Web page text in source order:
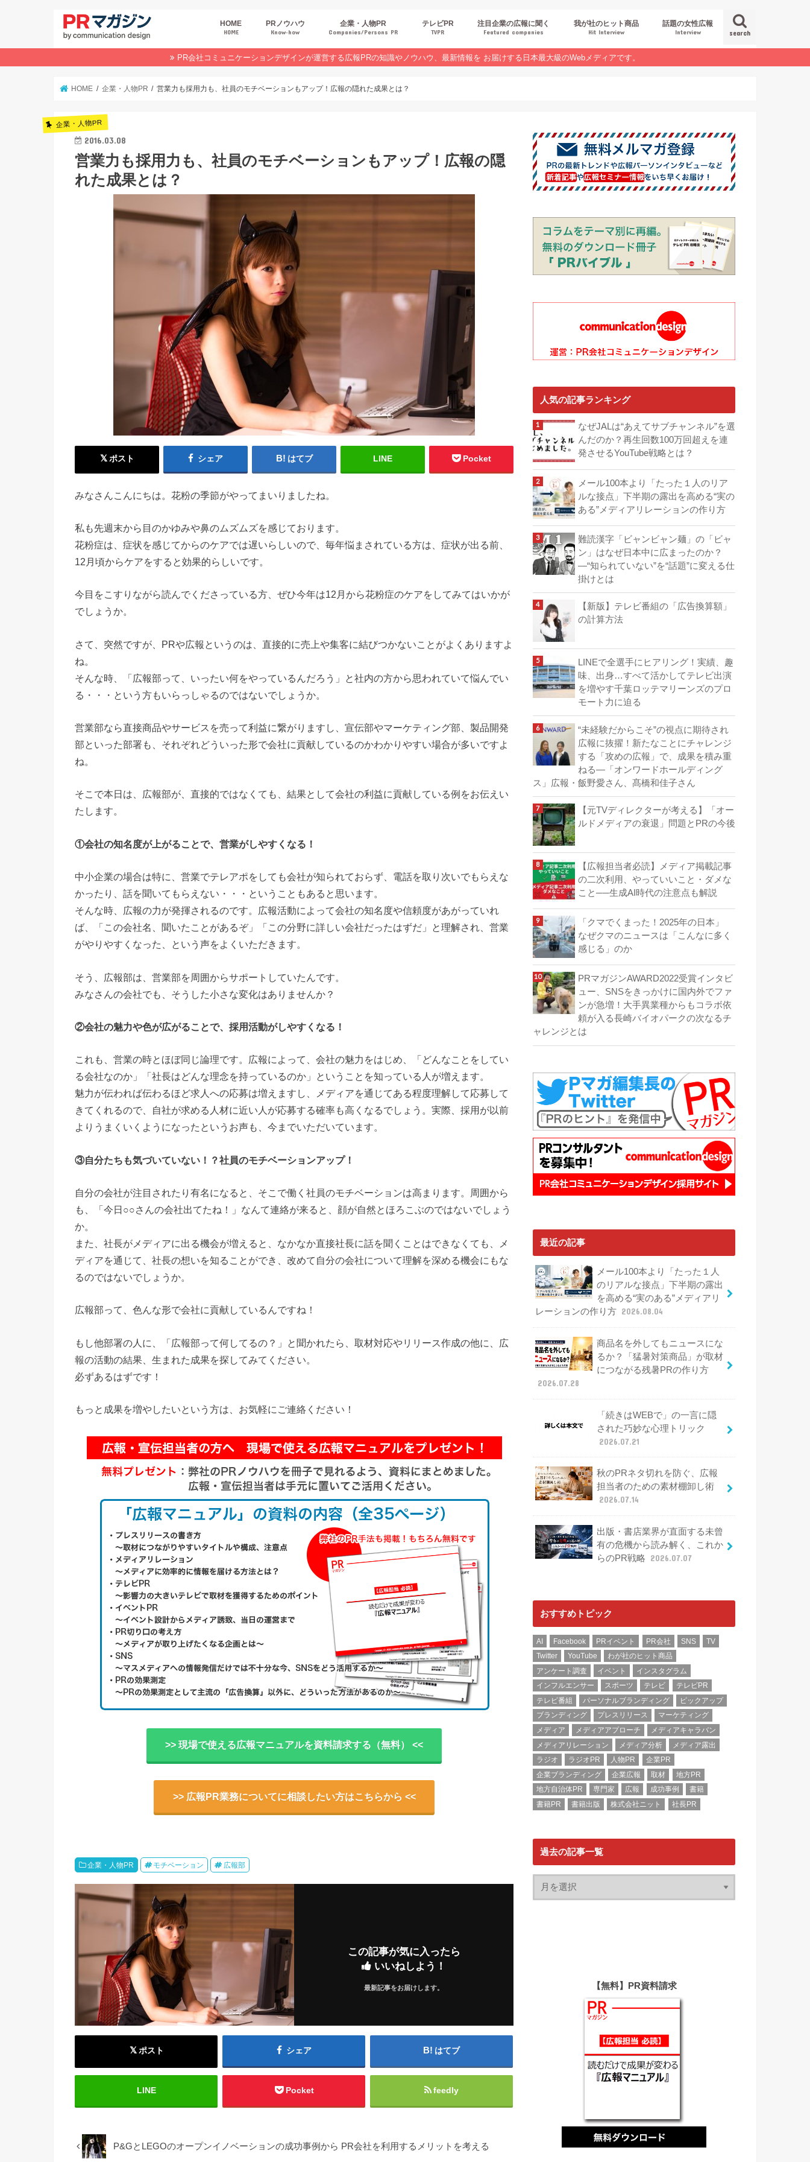
search
HOME
HOME
PRノウハウ
Know‐how
広報スキルUP
商品・サービスPR
デジタルPR
PRトレンド
イベントPR
業界コラム
オンラインセミナーレポート
企業・人物PR
Companies/Persons PR
テレビPR
TVPR
注目企業の広報に聞く
Featured companies
我が社のヒット商品
Hit Interview
話題の女性広報
Interview
PR会社コミュニケーションデザインが運営する広報PRの知識やノウハウ、最新情報を お届けする日本最大級のWebメディアです。
HOME 企業・人物PR 営業力も採用力も、社員のモチベーションもアップ！広報の隠れた成果とは？
企業・人物PR
2016.03.08
営業力も採用力も、社員のモチベーションもアップ！広報の隠
れた成果とは？
ポスト シェア はてブ LINE Pocket
みなさんこんにちは。花粉の季節がやってまいりましたね。
私も先週末から目のかゆみや鼻のムズムズを感じております。
花粉症は、症状を感じてからのケアでは遅いらしいので、毎年悩まされている方は、症状が出る前、
12月頃からケアをすると効果的らしいです。
今目をこすりながら読んでくださっている方、ぜひ今年は12月から花粉症のケアをしてみてはいかが
でしょうか。
さて、突然ですが、PRや広報というのは、直接的に売上や集客に結びつかないことがよくありますよ
ね。
そんな時、「広報部って、いったい何をやっているんだろう」と社内の方から思われていて悩んでい
る・・・という方もいらっしゃるのではないでしょうか。
営業部なら直接商品やサービスを売って利益に繋がりますし、宣伝部やマーケティング部、製品開発
部といった部署も、それぞれどういった形で会社に貢献しているのかわかりやすい場合が多いですよ
ね。
そこで本日は、広報部が、直接的ではなくても、結果として会社の利益に貢献している例をお伝えい
たします。
①会社の知名度が上がることで、営業がしやすくなる！
中小企業の場合は特に、営業でテレアポをしても会社が知られておらず、電話を取り次いでもらえな
かったり、話を聞いてもらえない・・・ということもあると思います。
そんな時、広報の力が発揮されるのです。広報活動によって会社の知名度や信頼度があがっていれ
ば、「この会社名、聞いたことがあるぞ」「この分野に詳しい会社だったはずだ」と理解され、営業
がやりやすくなった、という声をよくいただきます。
そう、広報部は、営業部を周囲からサポートしていたんです。
みなさんの会社でも、そうした小さな変化はありませんか？
②会社の魅力や色が広がることで、採用活動がしやすくなる！
これも、営業の時とほぼ同じ論理です。広報によって、会社の魅力をはじめ、「どんなことをしてい
る会社なのか」「社長はどんな理念を持っているのか」ということを知っている人が増えます。
魅力が伝われば伝わるほど求人への応募は増えますし、メディアを通じてある程度理解して応募して
きてくれるので、自社が求める人材に近い人が応募する確率も高くなるでしょう。実際、採用が以前
よりうまくいくようになったというお声も、今までいただいています。
③自分たちも気づいていない！？社員のモチベーションアップ！
自分の会社が注目されたり有名になると、そこで働く社員のモチベーションは高まります。周囲から
も、「今日○○さんの会社出てたね！」なんて連絡が来ると、顔が自然とほろこぶのではないでしょう
か。
また、社長がメディアに出る機会が増えると、なかなか直接社長に話を聞くことはできなくても、メ
ディアを通じて、社長の想いを知ることができ、改めて自分の会社について理解を深める機会にもな
るのではないでしょうか。
広報部って、色んな形で会社に貢献しているんですね！
もし他部署の人に、「広報部って何してるの？」と聞かれたら、取材対応やリリース作成の他に、広
報の活動の結果、生まれた成果を探してみてください。
必ずあるはずです！
もっと成果を増やしたいという方は、お気軽にご連絡ください！
>> 現場で使える広報マニュアルを資料請求する（無料） <<
>> 広報PR業務についてに相談したい方はこちらから <<
企業・人物PR モチベーション 広報部
この記事が気に入ったら
いいねしよう！
最新記事をお届けします。
ポスト シェア はてブ
LINE Pocket feedly
P&GとLEGOのオープンイノベーションの成功事例から PR会社を利用するメリットを考える
人気の記事ランキング
なぜJALは“あえてサブチャンネル”を選
んだのか？再生回数100万回超えを連
発させるYouTube戦略とは？
メール100本より「たった１人のリア
ルな接点」下半期の露出を高める“実の
ある”メディアリレーションの作り方
難読漢字「ビャンビャン麺」の「ビャ
ン」はなぜ日本中に広まったのか？
―“知られていない”を“話題”に変える仕
掛けとは
【新版】テレビ番組の「広告換算額」
の計算方法
LINEで全選手にヒアリング！実績、趣
味、出身…すべて活かしてテレビ出演
を増やす千葉ロッテマリーンズのプロ
モート力に迫る
“未経験だからこそ”の視点に期待され
広報に抜擢！新たなことにチャレンジ
する「攻めの広報」で、成果を積み重
ねる―「オンワードホールディング
ス」広報・飯野愛さん、髙橋和佳子さん
【元TVディレクターが考える】「オー
ルドメディアの衰退」問題とPRの今後
【広報担当者必読】メディア掲載記事
の二次利用、やっていいこと・ダメな
こと──生成AI時代の注意点も解説
「クマでくまった！2025年の日本」
なぜクマのニュースは「こんなに多く
感じる」のか
PRマガジンAWARD2022受賞インタビ
ュー、SNSをきっかけに国内外でファ
ンが急増！大手異業種からもコラボ依
頼が入る長崎バイオパークの次なるチ
ャレンジとは
最近の記事
メール100本より「たった１人
のリアルな接点」下半期の露出
を高める“実のある”メディアリ
レーションの作り方 2026.08.04
商品名を外してもニュースにな
るか？「猛暑対策商品」が取材
につながる残暑PRの作り方
2026.07.28
「続きはWEBで」の一言に隠
された巧妙な心理トリック
2026.07.21
秋のPRネタ切れを防ぐ、広報
担当者のための素材棚卸し術
2026.07.14
出版・書店業界が直面する未曾
有の危機から読み解く、これか
らのPR戦略
2026.07.07
おすすめトピック
AI Facebook PRイベント PR会社 SNS
TV
Twitter
YouTube
わが社のヒット商品
アンケート調査
イベント
インスタグラム
インフルエンサー
スポーツ テレビ
テレビPR
テレビ番組
パーソナルブランディング
ピックアップ
ブランディング
プレスリリース
マーケティング
メディア
メディアアプローチ
メディアキャラバン
メディアリレーション
メディア分析
メディア露出
ラジオ
ラジオPR 人物PR
企業PR
企業ブランディング
企業広報 取材
地方PR
地方自治体PR
専門家 広報 成功事例
書籍
書籍PR
書籍出版 株式会社ニット 社長PR
過去の記事一覧
【無料】PR資料請求